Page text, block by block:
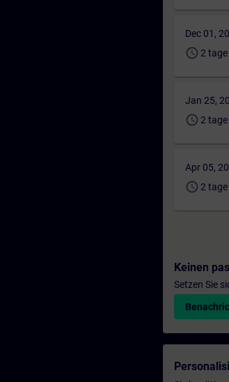
Dec 01,
schedule 2 tage
Jan 25,
schedule 2 tage
Apr 05,
schedule 2 tage
Keinen
Setzen Sie